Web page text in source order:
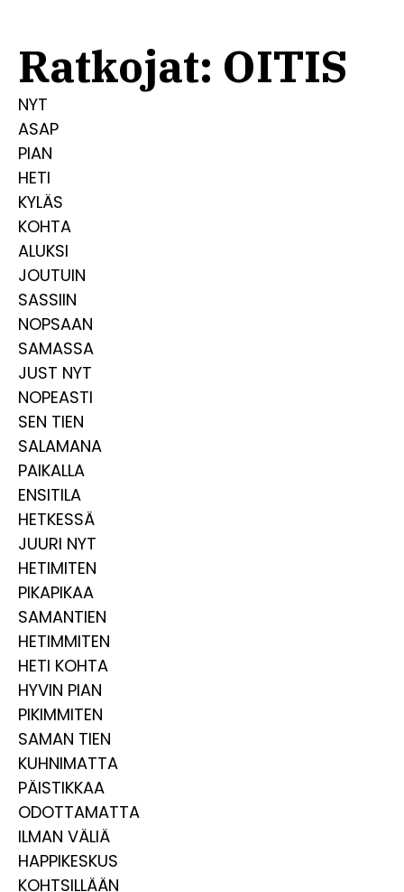
Ratkojat: OITIS
NYT
ASAP
PIAN
HETI
KYLÄS
KOHTA
ALUKSI
JOUTUIN
SASSIIN
NOPSAAN
SAMASSA
JUST NYT
NOPEASTI
SEN TIEN
SALAMANA
PAIKALLA
ENSITILA
HETKESSÄ
JUURI NYT
HETIMITEN
PIKAPIKAA
SAMANTIEN
HETIMMITEN
HETI KOHTA
HYVIN PIAN
PIKIMMITEN
SAMAN TIEN
KUHNIMATTA
PÄISTIKKAA
ODOTTAMATTA
ILMAN VÄLIÄ
HAPPIKESKUS
KOHTSILLÄÄN